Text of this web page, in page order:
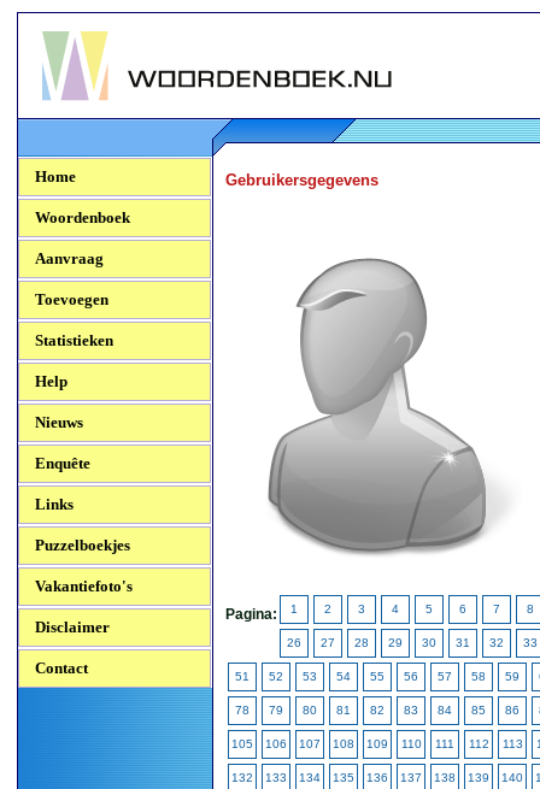
Woordenboek.NU
Home
Woordenboek
Aanvraag
Toevoegen
Statistieken
Help
Nieuws
Enquête
Links
Puzzelboekjes
Vakantiefoto's
Disclaimer
Contact
Gebruikersgegevens
Pagina: 1 2 3 4 5 6 7 8
26 27 28 29 30 31 32 33
51 52 53 54 55 56 57 58 59
78 79 80 81 82 83 84 85 86
105 106 107 108 109 110 111 112 113
132 133 134 135 136 137 138 139 140